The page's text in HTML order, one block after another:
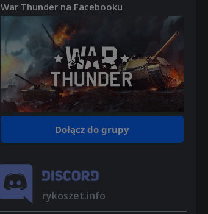
War Thunder na Facebooku
Dołącz do grupy
rykoszet.info